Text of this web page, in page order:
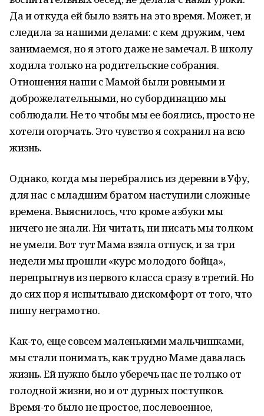
Да и откуда ей было взять на это время. Может, и
следила за нашими делами: с кем дружим, чем
занимаемся, но я этого даже не замечал. В школу
ходила только на родительские собрания.
Отношения наши с Мамой были ровными и
доброжелательными, но субординацию мы
соблюдали. Не то чтобы мы ее боялись, просто не
хотели огорчать. Это чувство я сохранил на всю
жизнь.
Однако, когда мы перебрались из деревни в Уфу,
для нас с младшим братом наступили сложные
времена. Выяснилось, что кроме азбуки мы
ничего не знали. Ни читать, ни писать мы толком
не умели. Вот тут Мама взяла отпуск, и за три
недели мы прошли «курс молодого бойца»,
перепрыгнув из первого класса сразу в третий. Но
до сих пор я испытываю дискомфорт от того, что
пишу неграмотно.
Как-то, еще совсем маленькими мальчишками,
мы стали понимать, как трудно Маме давалась
жизнь. Ей нужно было уберечь нас не только от
голодной жизни, но и от дурных поступков.
Время-то было не простое, послевоенное,